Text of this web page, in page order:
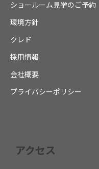
ショールーム見学のご予約
環境方針
クレド
採用情報
会社概要
プライバシーポリシー
アクセス